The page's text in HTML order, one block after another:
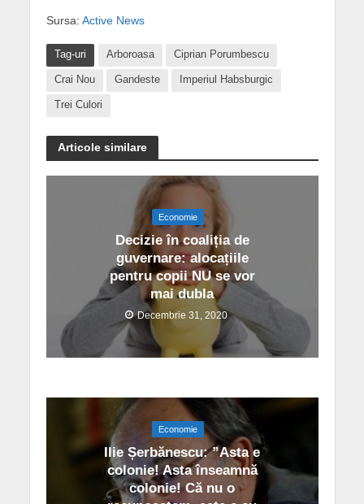
Sursa: Active News
Tag-uri Arboroasa Ciprian Porumbescu
Crai Nou Gandeste Imperiul Habsburgic
Trei Culori
Articole similare
Economie
Decizie în coaliția de
guvernare: alocațiile
pentru copii NU se vor
mai dubla
Decembrie 31, 2020
Economie
Ilie Șerbănescu: ”Asta e
colonie! Asta înseamnă
colonie! Că nu o